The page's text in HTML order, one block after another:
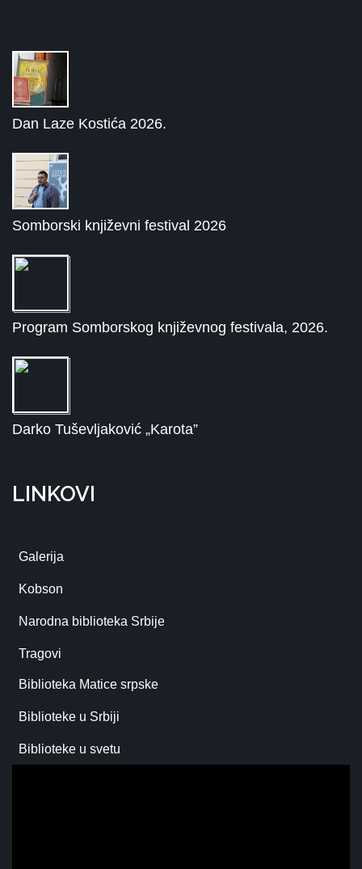
Dan Laze Kostića 2026.
Somborski književni festival 2026
Program Somborskog književnog festivala, 2026.
Darko Tuševljaković „Karota”
LINKOVI
Galerija
Kobson
Narodna biblioteka Srbije
Tragovi
Biblioteka Matice srpske
Biblioteke u Srbiji
Biblioteke u svetu